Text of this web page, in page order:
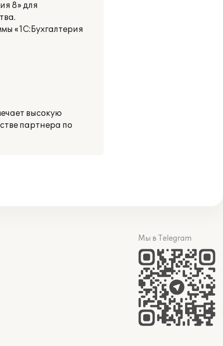
8» для
«1С:Бухгалтерия
высокую
партнера по
Мы в Telegram